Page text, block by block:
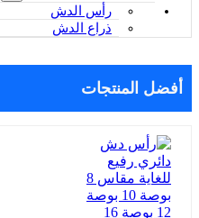
رأس الدش
ذراع الدش
أفضل المنتجات